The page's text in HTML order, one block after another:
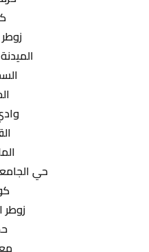
حي
زوطر